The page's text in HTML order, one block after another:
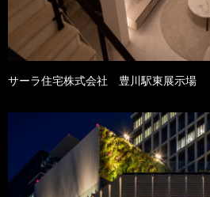
サーラ住宅株式会社 豊川駅東展示場